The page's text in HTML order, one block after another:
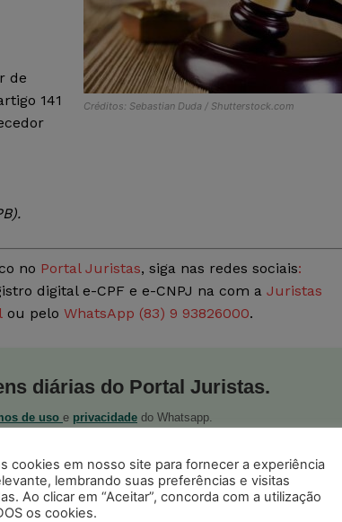
Créditos: Sebastian Duda / Shutterstock.com
de
141
no Portal Juristas, siga nas redes sociais:
digital e-CPF e e-CNPJ na com a Juristas
ou pelo WhatsApp (83) 9 93826000.
diárias do Portal Juristas.
de uso e privacidade do Whatsapp.
cookies em nosso site para fornecer a experiência
lembrando suas preferências e visitas
Ao clicar em “Aceitar”, concorda com a utilização
os cookies.